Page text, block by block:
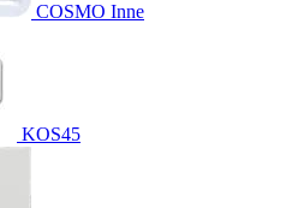
COSMO Inne
KOS45